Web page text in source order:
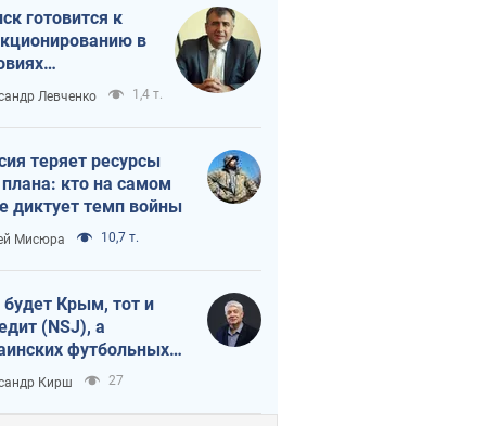
готовится к
в
кризиса
Левченко 1,4 т.
теряет ресурсы
кто на самом
диктует темп войны
Мисюра 10,7 т.
будет Крым, тот и
(NSJ), а
футбольных
могут
убийцами
Кирш 27